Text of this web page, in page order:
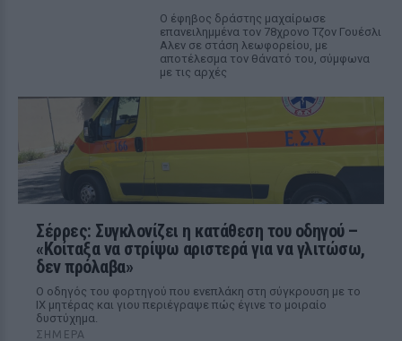
Ο έφηβος δράστης μαχαίρωσε
επανειλημμένα τον 78χρονο Τζον Γουέσλι
Αλεν σε στάση λεωφορείου, με
αποτέλεσμα τον θάνατό του, σύμφωνα
με τις αρχές
Σέρρες: Συγκλονίζει η κατάθεση του οδηγού –
«Κοίταξα να στρίψω αριστερά για να γλιτώσω,
δεν πρόλαβα»
Ο οδηγός του φορτηγού που ενεπλάκη στη σύγκρουση με το
ΙΧ μητέρας και γιου περιέγραψε πώς έγινε το μοιραίο
δυστύχημα.
ΣΉΜΕΡΑ